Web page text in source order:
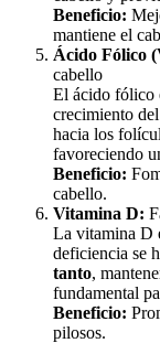
Beneficio:
mantiene el
Ácido Fólico
cabello
El ácido fólico
crecimiento
hacia los
favoreciendo
Beneficio:
cabello.
Vitamina D:
La vitamina D
deficiencia se
tanto,
fundamental
Beneficio:
pilosos.